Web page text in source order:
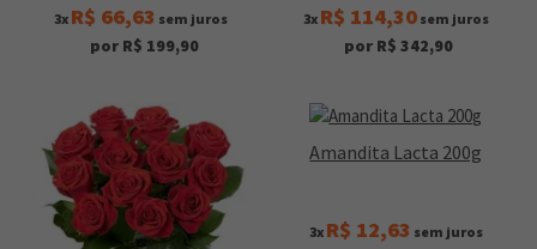
3x R$ 66,63 sem juros
por R$ 199,90
3x R$ 114,30sem juros
por R$ 342,90
Amandita Lacta 200g
3x R$ 12,63 sem juros